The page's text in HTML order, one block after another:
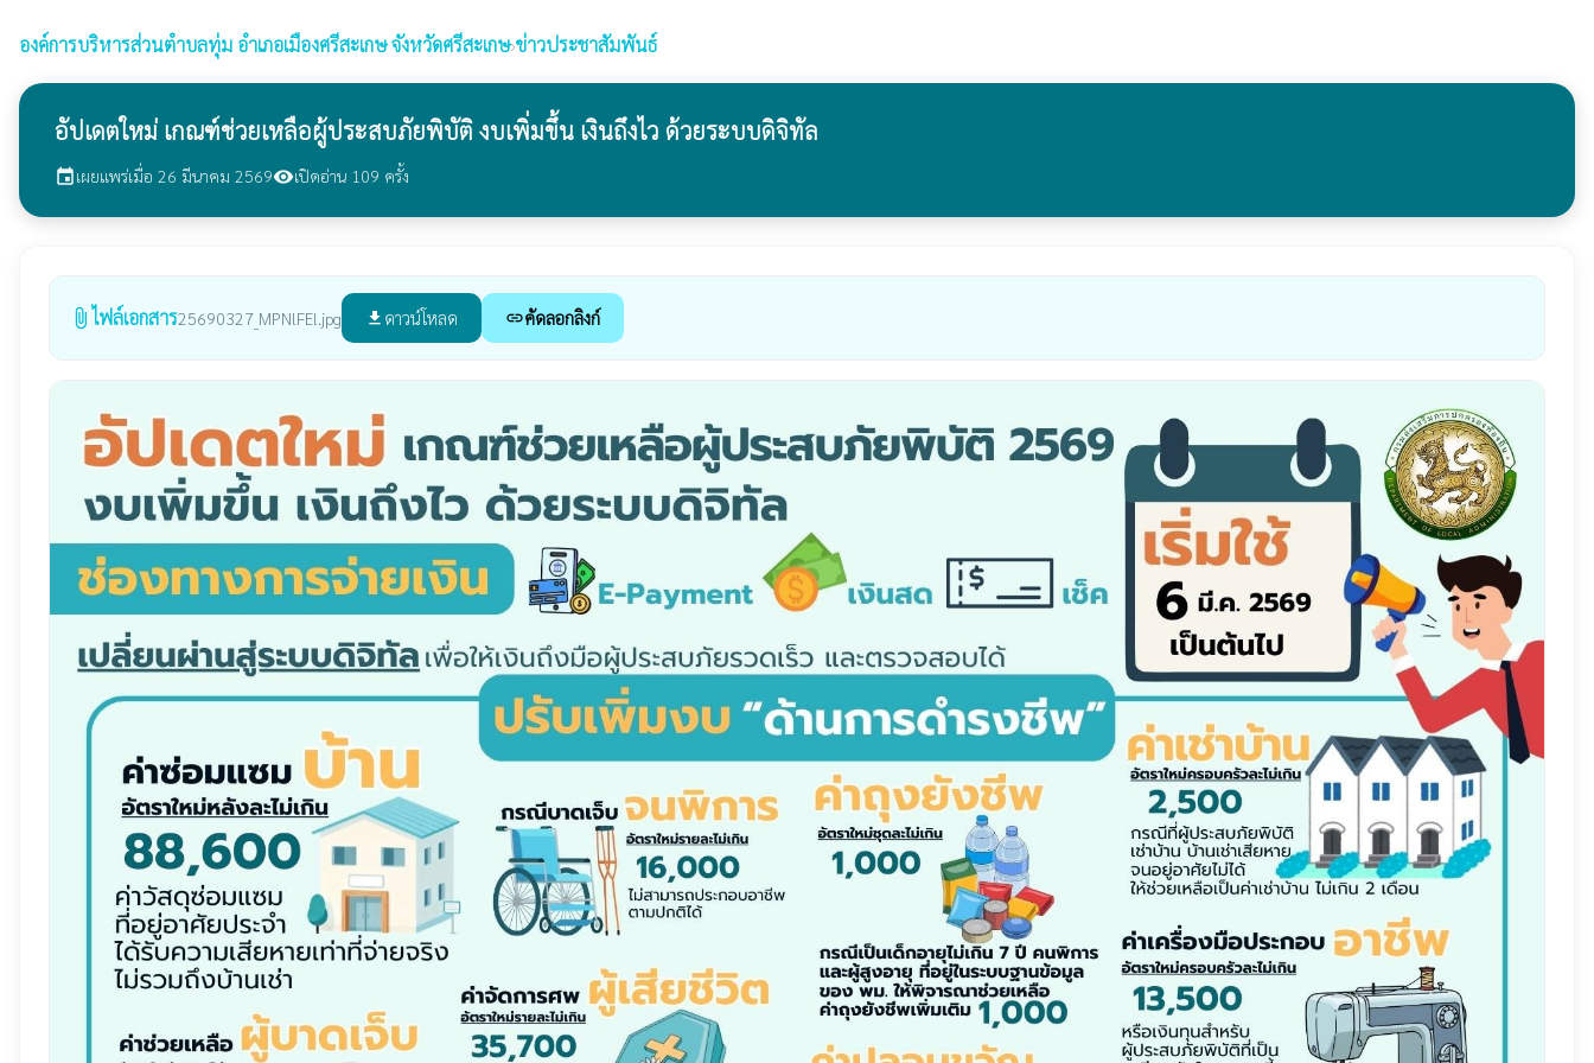
องค์การบริหารส่วนตำบลทุ่ม อำเภอเมืองศรีสะเกษ จังหวัดศรีสะเกษ›ข่าวประชาสัมพันธ์
อัปเดตใหม่ เกณฑ์ช่วยเหลือผู้ประสบภัยพิบัติ งบเพิ่มขึ้น เงินถึงไว ด้วยระบบดิจิทัล
eventเผยแพร่เมื่อ 26 มีนาคม 2569visibilityเปิดอ่าน 109 ครั้ง
attach_file ไฟล์เอกสาร25690327_MPNlFEl.jpg file_download ดาวน์โหลด linkคัดลอกลิงก์